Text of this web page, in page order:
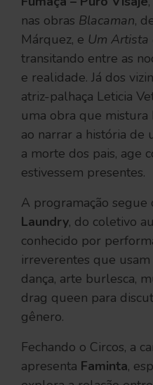
nas obras Blacaman,
Márquez, e Um Artista
transitando entre as
e realidade. Já dos
atriz-palhaça Leticia
uma obra que mistura
ao narrar a história de
a morte dos pais, age
estivessem presentes.
A programação segue
Laundry, do coletivo
conhecido por
irreverentes que
dança, arte burlesca,
drag queen para
gênero.
Fechando o Circos, a
apresenta Faminta,